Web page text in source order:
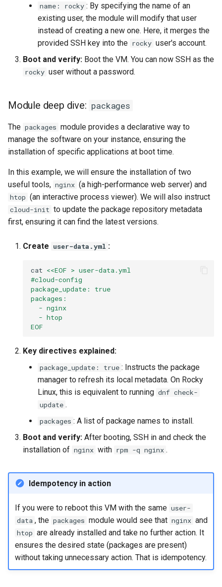
name: rocky : By specifying the name of an
existing user, the module will modify that user
instead of creating a new one. Here, it merges the
provided SSH key into the rocky user's account.
Boot and verify: Boot the VM. You can now SSH as the
rocky user without a password.
Module deep dive: packages
The packages module provides a declarative way to
manage the software on your instance, ensuring the
installation of specific applications at boot time.
In this example, we will ensure the installation of two
useful tools, nginx (a high-performance web server) and
htop (an interactive process viewer). We will also instruct
cloud-init to update the package repository metadata
first, ensuring it can find the latest versions.
Create user-data.yml :
cat <<EOF > user-data.yml
#cloud-config
package_update: true
packages:
  - nginx
  - htop
EOF
Key directives explained:
package_update: true : Instructs the package
manager to refresh its local metadata. On Rocky
Linux, this is equivalent to running dnf check-
update .
packages : A list of package names to install.
Boot and verify: After booting, SSH in and check the
installation of nginx with rpm -q nginx .
Idempotency in action
If you were to reboot this VM with the same user-
data , the packages module would see that nginx and
htop are already installed and take no further action. It
ensures the desired state (packages are present)
without taking unnecessary action. That is idempotency.